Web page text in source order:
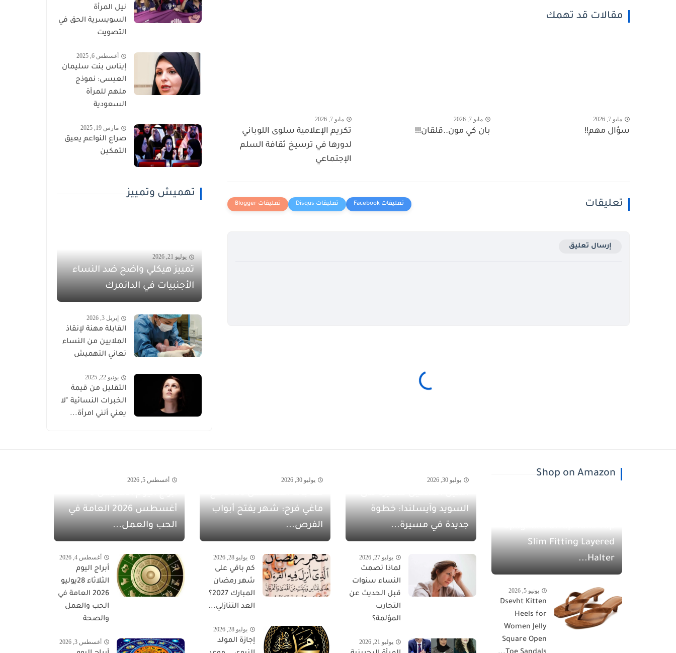
مقالات قد تهمك
مايو 7, 2026
سؤال مهم!!
مايو 7, 2026
بان كي مون..قلقان!!!
مايو 7, 2026
تكريم الإعلامية سلوى اللوباني
لدورها في ترسيخ ثقافة السلم
الإجتماعي
تعليقات
إرسال تعليق
نيل المرأة
السويسرية الحق في
التصويت
أغسطس 6, 2025
إيناس بنت سليمان
العيسى: نموذج
ملهم للمرأة
السعودية
مارس 19, 2025
صراع النواعم يعيق
التمكين
تهميش وتمييز
يوليو 21, 2026
تمييز هيكلي واضح ضد النساء
الأجنبيات في الدانمرك
إبريل 3, 2026
القابلة مهنة لإنقاذ
الملايين من النساء
تعاني التهميش
يونيو 22, 2025
التقليل من قيمة
الخبرات النسائية "لا
يعني أنني امرأة...
Shop on Amazon
Slim Fitting Layered
Halter...
يونيو 5, 2026
Dsevht Kitten
Heels for
Women Jelly
Square Open
يوليو 30, 2026
السويد وآيسلندا: خطوة
جديدة في مسيرة...
يوليو 27, 2026
لماذا تصمت
النساء سنوات
قبل الحديث عن
التجارب
المؤلمة؟
يوليو 21, 2026
يوليو 30, 2026
ماغي فرح: شهر يفتح أبواب
الفرص...
يوليو 28, 2026
كم باقي على
شهر رمضان
المبارك 2027؟
العد التنازلي...
يوليو 28, 2026
إجازة المولد
أغسطس 5, 2026
أغسطس 2026 العامة في
الحب والعمل...
أغسطس 4, 2026
أبراج اليوم
الثلاثاء 28يوليو
2026 العامة في
الحب والعمل
والصحة
أغسطس 3, 2026